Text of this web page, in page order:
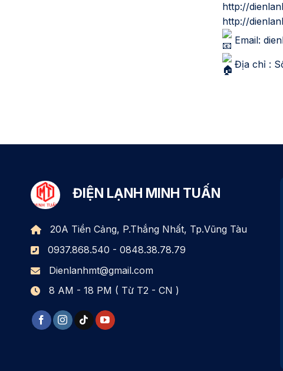
http://
http://
Email:
Địa chỉ :
ĐIỆN LẠNH MINH TUẤN
20A Tiền Cảng, P.Thắng Nhất, Tp.Vũng Tàu
0937.868.540 - 0848.38.78.79
Dienlanhmt@gmail.com
8 AM - 18 PM ( Từ T2 - CN )